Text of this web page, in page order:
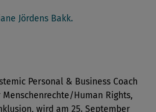
Jördens Bakk.
Personal & Business Coach
Human Rights,
wird am 25. September